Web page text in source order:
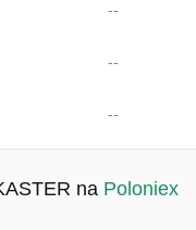
--
--
--
na Poloniex